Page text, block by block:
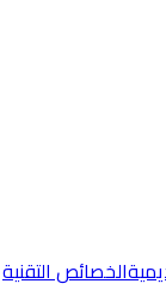
الخصائص التقنية